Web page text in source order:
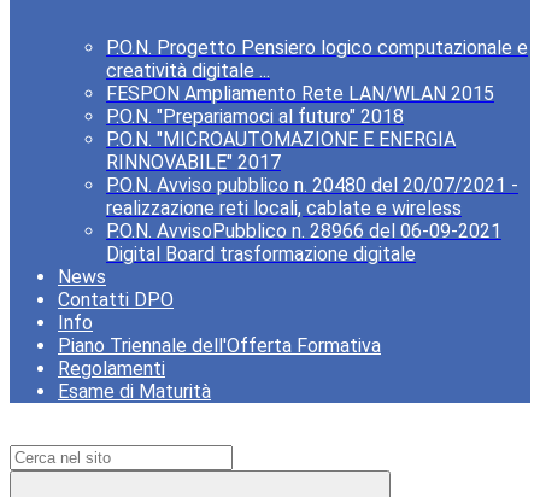
P.O.N. Progetto Pensiero logico computazionale e
creatività digitale ...
FESPON Ampliamento Rete LAN/WLAN 2015
P.O.N. "Prepariamoci al futuro" 2018
P.O.N. "MICROAUTOMAZIONE E ENERGIA
RINNOVABILE" 2017
P.O.N. Avviso pubblico n. 20480 del 20/07/2021 -
realizzazione reti locali, cablate e wireless
P.O.N. AvvisoPubblico n. 28966 del 06-09-2021
Digital Board trasformazione digitale
News
Contatti DPO
Info
Piano Triennale dell'Offerta Formativa
Regolamenti
Esame di Maturità